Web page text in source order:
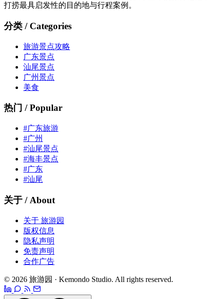
打捞最具启发性的目的地与行程案例。
分类 / Categories
旅游景点攻略
广东景点
汕尾景点
广州景点
美食
热门 / Popular
#广东旅游
#广州
#汕尾景点
#海丰景点
#广东
#汕尾
关于 / About
关于 旅游园
版权信息
隐私声明
免责声明
合作广告
© 2026 旅游园 · Kemondo Studio. All rights reserved.